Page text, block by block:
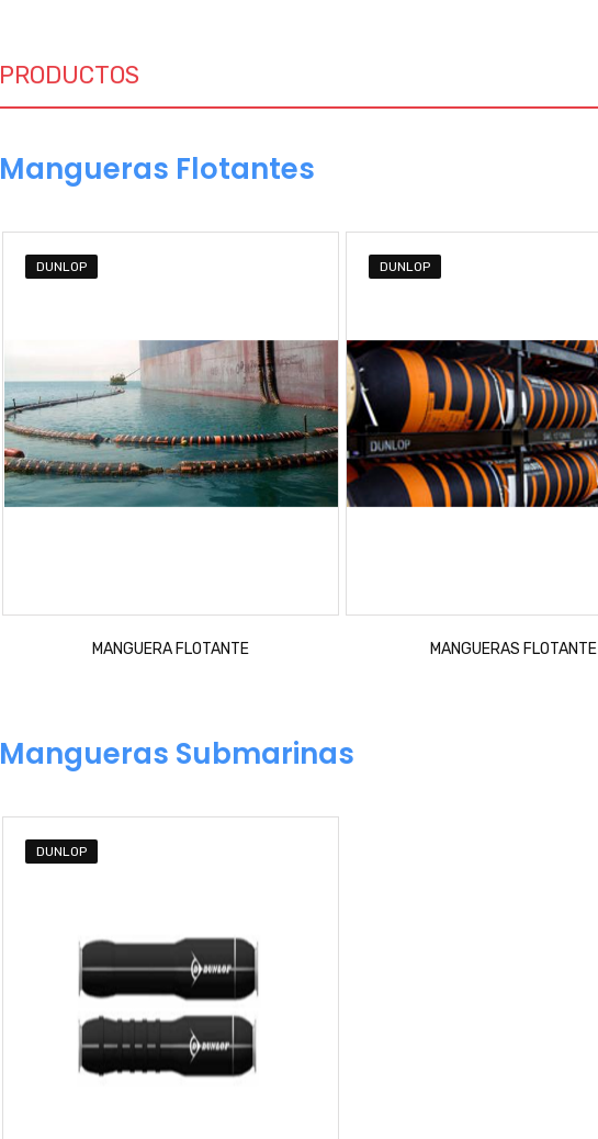
PRODUCTOS
Mangueras Flotantes
DUNLOP
MANGUERA FLOTANTE
DUNLOP
MANGUERAS FLOTANTE
Mangueras Submarinas
DUNLOP